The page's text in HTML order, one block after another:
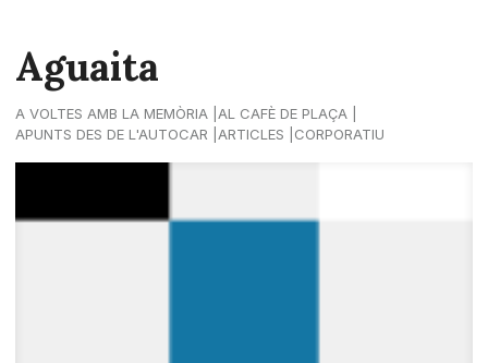
Aguaita
A VOLTES AMB LA MEMÒRIA
AL CAFÈ DE PLAÇA
APUNTS DES DE L'AUTOCAR
ARTICLES CORPORATIU